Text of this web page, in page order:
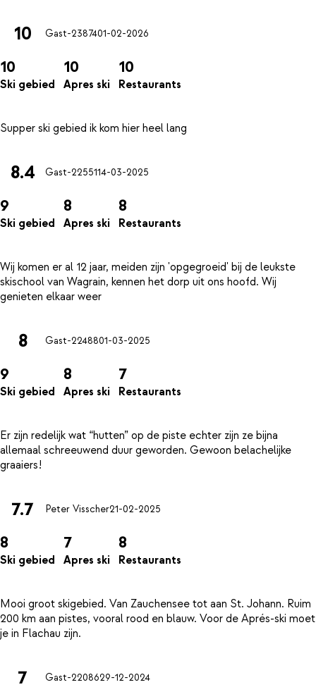
10 Gast-2387401-02-2026
10
Ski gebied
10
Apres ski
10
Restaurants
8.4 Gast-2255114-03-2025
9
Ski gebied
8
Apres ski
8
Restaurants
Wij komen er al 12 jaar, meiden zijn 'opgegroeid' bij de leukste
skischool van Wagrain, kennen het dorp uit ons hoofd. Wij
8 Gast-2248801-03-2025
9
Ski gebied
8
Apres ski
7
Restaurants
Er zijn redelijk wat “hutten” op de piste echter zijn ze bijna
allemaal schreeuwend duur geworden. Gewoon belachelijke
7.7 Peter Visscher21-02-2025
8
Ski gebied
7
Apres ski
8
Restaurants
Mooi groot skigebied. Van Zauchensee tot aan St. Johann. Ruim
200 km aan pistes, vooral rood en blauw. Voor de Aprés-ski moet
7 Gast-2208629-12-2024